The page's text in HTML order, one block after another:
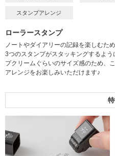
スタンプアレンジ
ローラースタンプ
ノートやダイアリーの記録を楽しむた
3つのスタンプがスタッキングするよ
プクリームぐらいのサイズ感のため、
アレンジをお楽しみいただけます♪